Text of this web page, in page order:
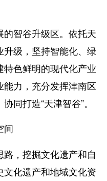
智谷升级区。依托天
级，坚持智能化、绿
色鲜明的现代化产业
力，充分发挥津南区
同打造“天津智谷”。
间
，挖掘文化遗产和自
化遗产和地域文化资